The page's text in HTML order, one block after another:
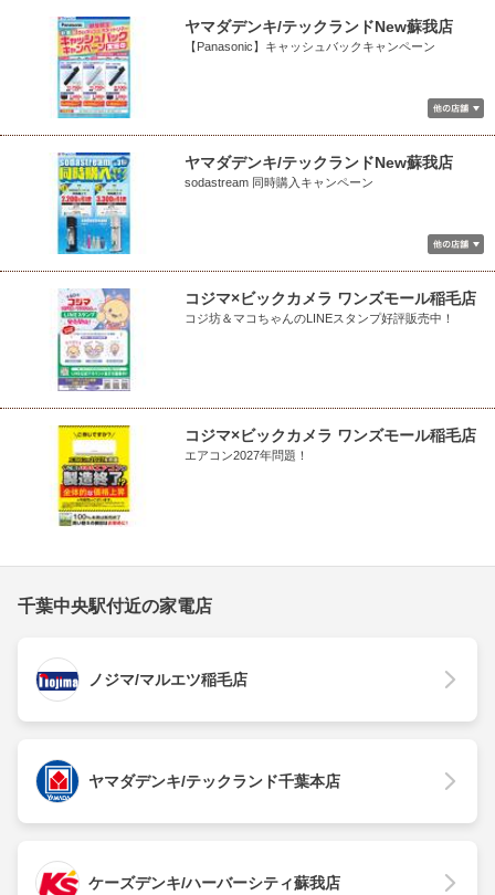
ヤマダデンキ/テックランドNew蘇我店
【Panasonic】キャッシュバックキャンペーン
ヤマダデンキ/テックランドNew蘇我店
sodastream 同時購入キャンペーン
コジマ×ビックカメラ ワンズモール稲毛店
コジ坊＆マコちゃんのLINEスタンプ好評販売中！
コジマ×ビックカメラ ワンズモール稲毛店
エアコン2027年問題！
千葉中央駅付近の家電店
ノジマ/マルエツ稲毛店
ヤマダデンキ/テックランド千葉本店
ケーズデンキ/ハーバーシティ蘇我店